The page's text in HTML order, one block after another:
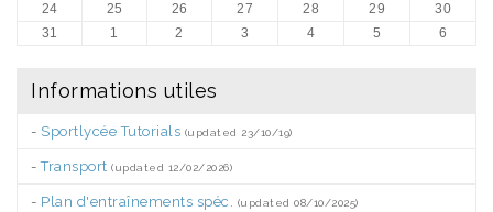
24
25 26 27 28 29
30
31
1 2 3 4 5 6
Informations utiles
- Sportlycée Tutorials (updated 23/10/19)
-Transport (updated 12/02/2026)
- Plan d'entraînements spéc. (updated 08/10/2025)